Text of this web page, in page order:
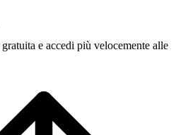
e accedi più velocemente alle